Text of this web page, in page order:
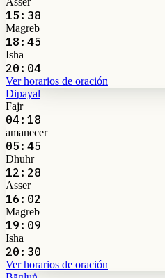
15:38
Magreb
18:45
Isha
20:04
Ver horarios de oración
Dipayal
Fajr
04:18
amanecer
05:45
Dhuhr
12:28
Asser
16:02
Magreb
19:09
Isha
20:30
Ver horarios de oración